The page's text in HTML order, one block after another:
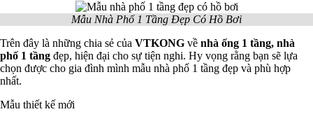
Mẫu Nhà Phố 1 Tầng Đẹp Có Hồ Bơi
Trên đây là những chia sẻ của VTKONG về nhà ống 1 tầng, nhà
phố 1 tầng đẹp, hiện đại cho sự tiện nghi. Hy vọng rằng bạn sẽ lựa
chọn được cho gia đình mình mẫu nhà phố 1 tầng đẹp và phù hợp
nhất.
Mẫu thiết kế mới